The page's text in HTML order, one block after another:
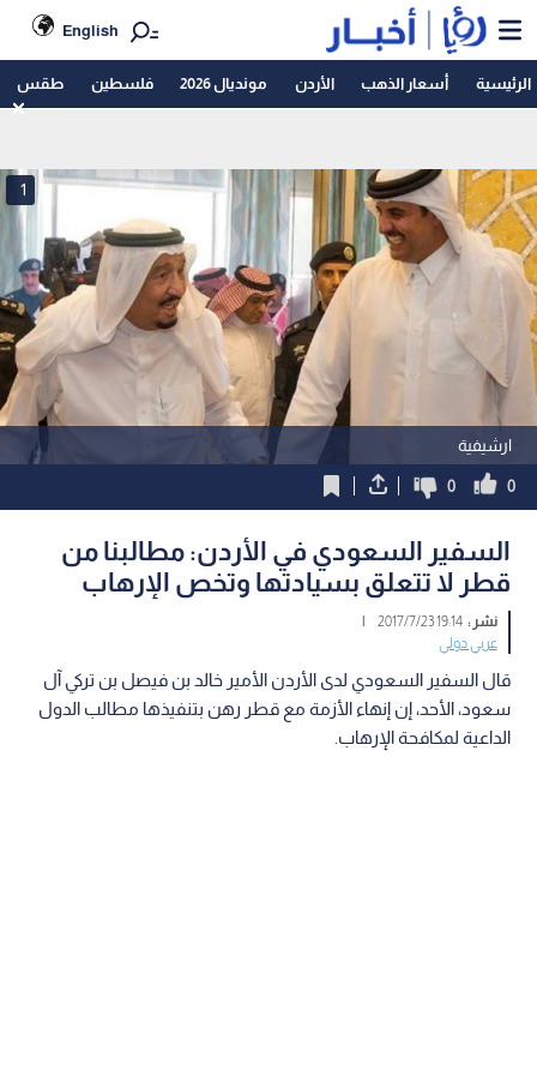
English
الرئيسية أسعار الذهب الأردن مونديال 2026 فلسطين طقس
ارشيفية
1
0
0
السفير السعودي في الأردن: مطالبنا من
قطر لا تتعلق بسيادتها وتخص الإرهاب
نشر :19:14 2017/7/23
|
عربي دولي
قال السفير السعودي لدى الأردن الأمير خالد بن فيصل بن تركي آل
سعود، الأحد، إن إنهاء الأزمة مع قطر رهن بتنفيذها مطالب الدول
الداعية لمكافحة الإرهاب.